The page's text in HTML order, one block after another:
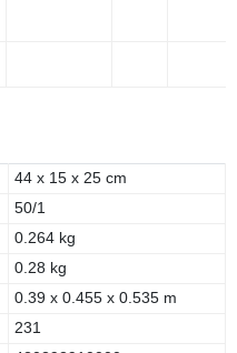
44 x 15 x 25 cm
50/1
0.264 kg
0.28 kg
0.39 x 0.455 x 0.535 m
231